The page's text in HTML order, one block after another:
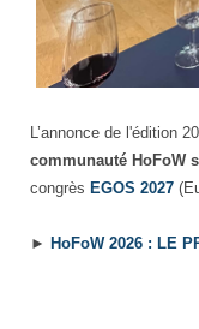
L’annonce de l'édition
communauté HoFoW
congrès EGOS 2027
► HoFoW 2026 : LE